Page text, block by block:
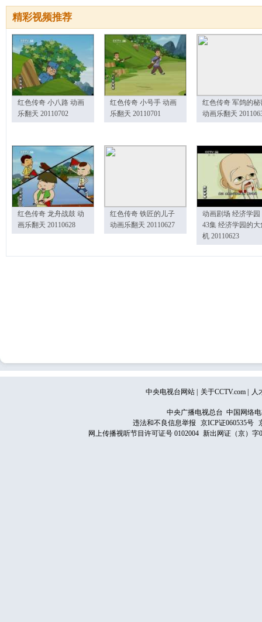
精彩视频推荐
红色传奇 小八路 动画
乐翻天 20110702
红色传奇 小号手 动画
乐翻天 20110701
红色传奇 军鸽的秘
动画乐翻天
红色传奇 龙舟战鼓 动
画乐翻天 20110628
红色传奇 铁匠的儿子
动画乐翻天 20110627
动画剧场 经济学园
43集 经济学园的大
机 20110623
中央电视台网站 关于CCTV.com 人
中央广播电视总台 中国网络
违法和不良信息举报
京ICP证060535号
网上传播视听节目许可证号 0102004 新出网证（京）